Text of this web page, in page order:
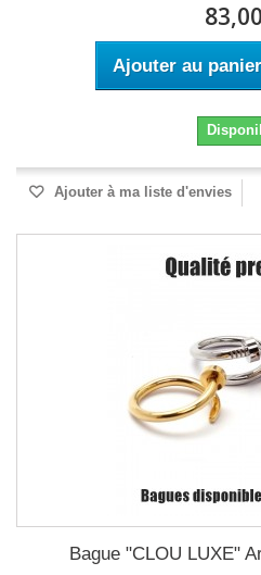
Ajouter au panier
Ajouter à ma liste d'envies
Bague "CLOU LUXE"